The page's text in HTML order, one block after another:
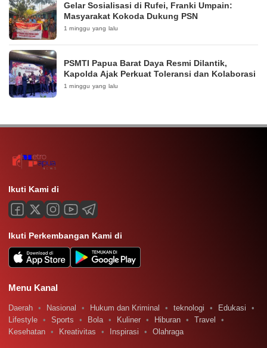
Gelar Sosialisasi di Rufei, Franki Umpain:
Masyarakat Kokoda Dukung PSN
1 minggu yang lalu
PSMTI Papua Barat Daya Resmi Dilantik,
Kapolda Ajak Perkuat Toleransi dan Kolaborasi
1 minggu yang lalu
Ikuti Kami di
Ikuti Perkembangan Kami di
Menu Kanal
Daerah Nasional Hukum dan Kriminal teknologi
Edukasi
Lifestyle
Sports Bola Kuliner Hiburan
Travel
Kesehatan
Kreativitas Inspirasi Olahraga